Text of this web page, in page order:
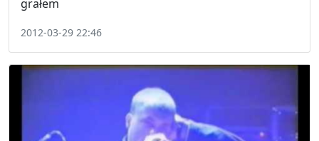
grałem
2012-03-29 22:46